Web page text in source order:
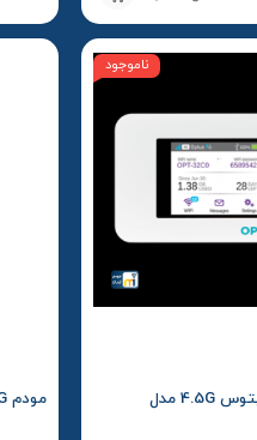
ناموجود
مودم جیبی اپتوس 4.5G مدل
مودم 4G / 5G رومیزی مدل HA5420